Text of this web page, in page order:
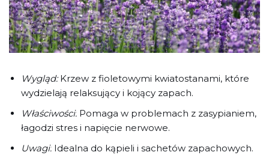
Wygląd:Krzew z fioletowymi kwiatostanami, które
wydzielają relaksujący i kojący zapach.
Właściwości: Pomaga w problemach z zasypianiem,
łagodzi stres i napięcie nerwowe.
Uwagi: Idealna do kąpieli i sachetów zapachowych.